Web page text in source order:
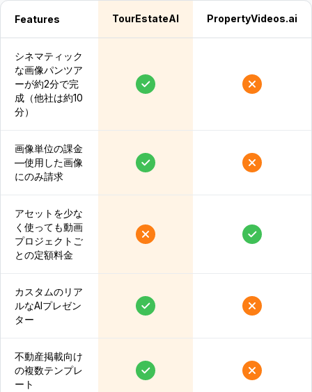
Features TourEstateAI PropertyVideos.ai
シネマティック
な画像パンツア
ーが約2分で完
成（他社は約10
分）
画像単位の課金
—使用した画像
にのみ請求
アセットを少な
く使っても動画
プロジェクトご
との定額料金
カスタムのリア
ルなAIプレゼン
ター
不動産掲載向け
の複数テンプレ
ート